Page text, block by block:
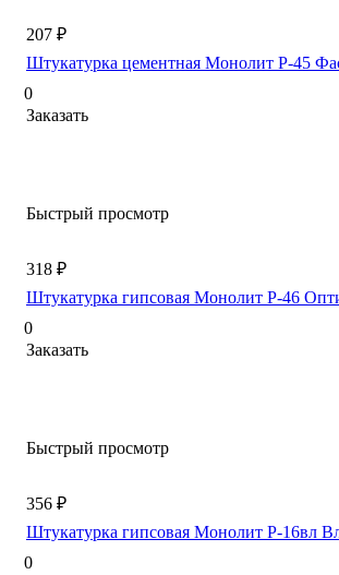
207 ₽
Штукатурка цементная Монолит Р-45
0
Заказать
Быстрый просмотр
318 ₽
Штукатурка гипсовая Монолит Р-46
0
Заказать
Быстрый просмотр
356 ₽
Штукатурка гипсовая Монолит Р-16вл
0